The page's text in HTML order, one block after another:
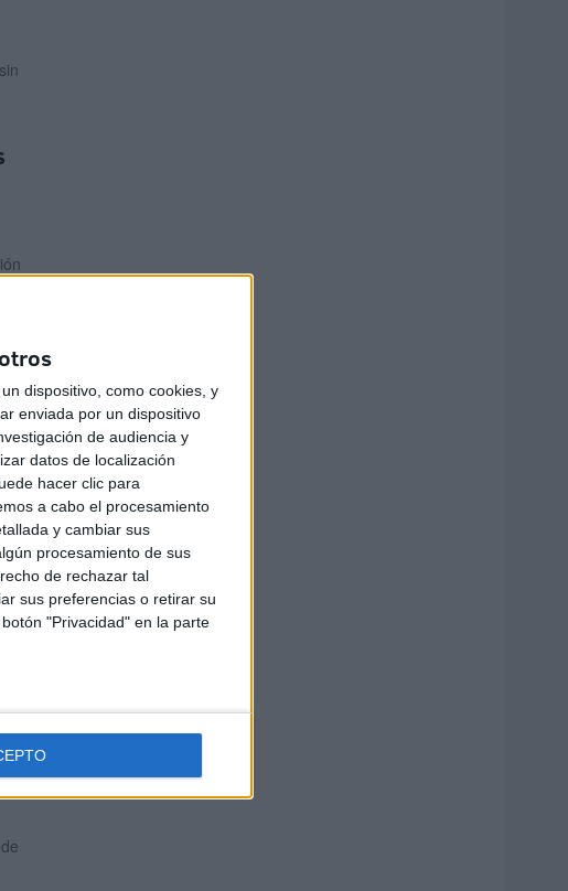
dispositivo, como cookies, y
enviada por un dispositivo
de audiencia y
datos de localización
hacer clic para
a cabo el procesamiento
y cambiar sus
procesamiento de sus
de rechazar tal
sus preferencias o retirar su
"Privacidad" en la parte